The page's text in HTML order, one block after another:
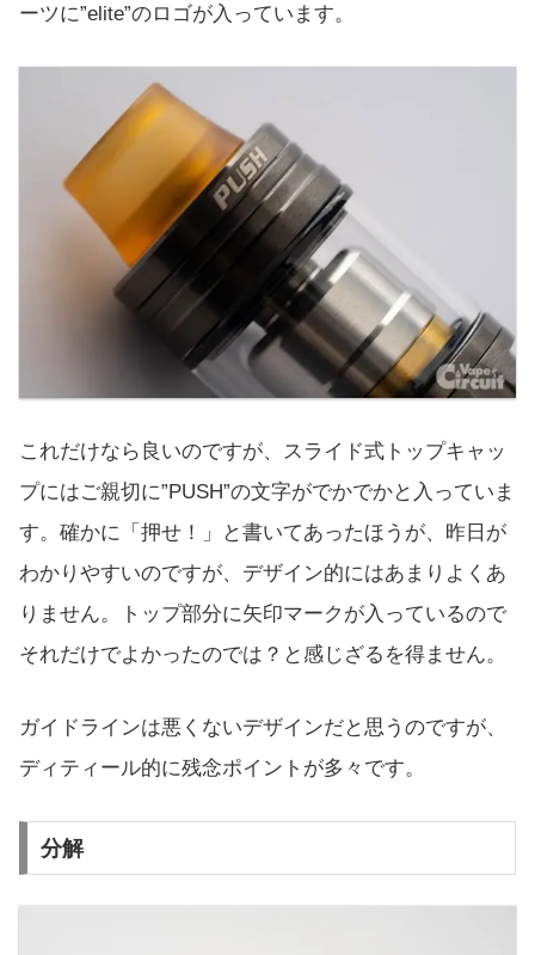
ーツに”elite”のロゴが入っています。
これだけなら良いのですが、スライド式トップキャッ
プにはご親切に”PUSH”の文字がでかでかと入っていま
す。確かに「押せ！」と書いてあったほうが、昨日が
わかりやすいのですが、デザイン的にはあまりよくあ
りません。トップ部分に矢印マークが入っているので
それだけでよかったのでは？と感じざるを得ません。
ガイドラインは悪くないデザインだと思うのですが、
ディティール的に残念ポイントが多々です。
分解